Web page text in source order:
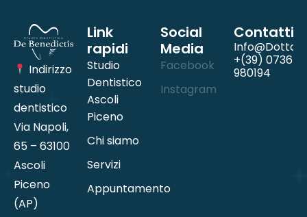
Indirizzo
studio
dentistico
Via Napoli,
65 – 63100
Ascoli
Piceno
(AP)
Link
rapidi
Studio
Dentistico
Ascoli
Piceno
Chi siamo
Servizi
Appuntamento
Social
Media
Facebook
Instagram
Contatti
+(39) 0736
980194